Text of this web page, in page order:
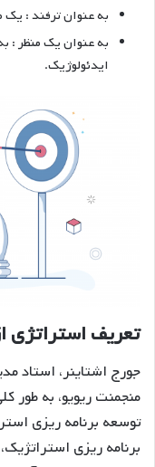
به عنوان ترفند : یک
به عنوان یک منظر :
ایدئولوژیک.
تعریف استراتژی
جورج اشتاینر، استاد
منجمنت ریویو، به طور
توسعه برنامه ریزی
برنامه ریزی